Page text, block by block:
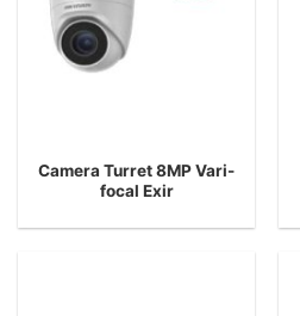
Camera Turret 8MP Vari-
focal Exir